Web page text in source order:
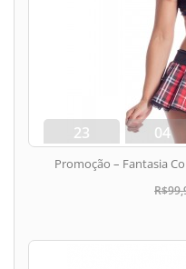
23
dias
04
hora
Promoção – Fantasia